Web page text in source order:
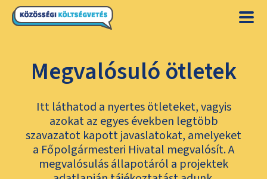
Megvalósuló ötletek
Itt láthatod a nyertes ötleteket, vagyis
azokat az egyes években legtöbb
szavazatot kapott javaslatokat, amelyeket
a Főpolgármesteri Hivatal megvalósít. A
megvalósulás állapotáról a projektek